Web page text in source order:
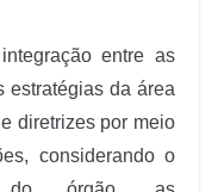
entre as
estratégias da área
diretrizes por meio
considerando o